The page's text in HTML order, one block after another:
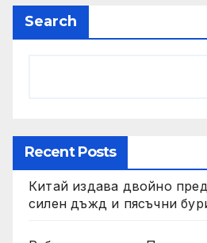
Search
Recent Posts
Китай издава двойно
силен дъжд и пясъчни